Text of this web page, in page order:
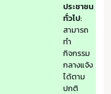
ประชาชน
ทั่วไป:
สามารถ
ทำ
กิจกรรม
กลางแจ้ง
ได้ตาม
ปกติ